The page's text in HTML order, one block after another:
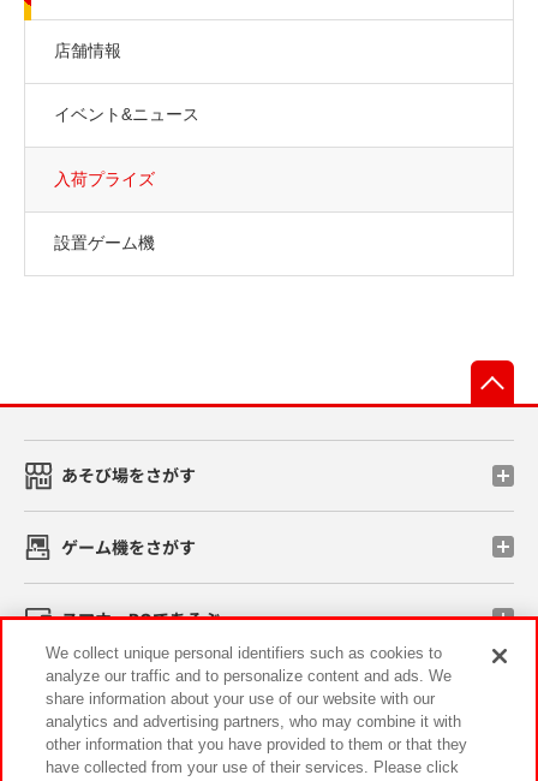
店舗情報
イベント&ニュース
入荷プライズ
設置ゲーム機
あそび場をさがす
ゲーム機をさがす
スマホ・PCであそぶ
イベント・キャンペーン
We collect unique personal identifiers such as cookies to
analyze our traffic and to personalize content and ads. We
share information about your use of our website with our
analytics and advertising partners, who may combine it with
other information that you have provided to them or that they
have collected from your use of their services. Please click